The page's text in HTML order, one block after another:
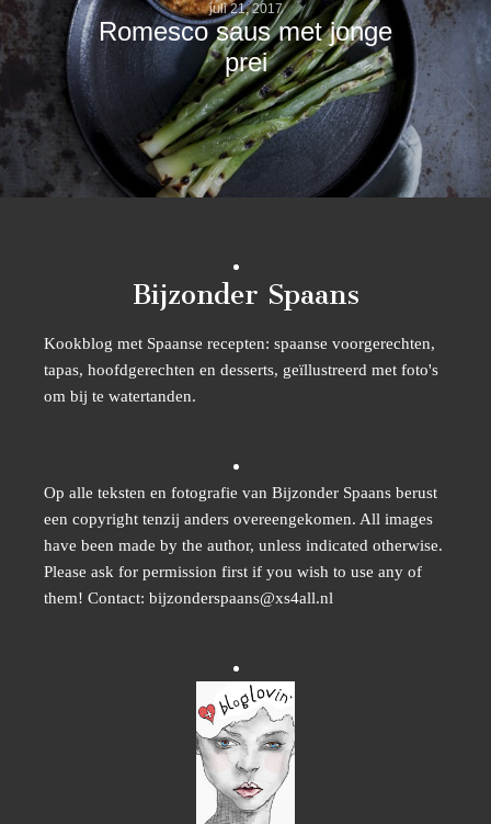
juli 21, 2017
Romesco saus met jonge
prei
Bijzonder Spaans
Kookblog met Spaanse recepten: spaanse voorgerechten,
tapas, hoofdgerechten en desserts, geïllustreerd met foto's
om bij te watertanden.
Op alle teksten en fotografie van Bijzonder Spaans berust
een copyright tenzij anders overeengekomen. All images
have been made by the author, unless indicated otherwise.
Please ask for permission first if you wish to use any of
them! Contact: bijzonderspaans@xs4all.nl